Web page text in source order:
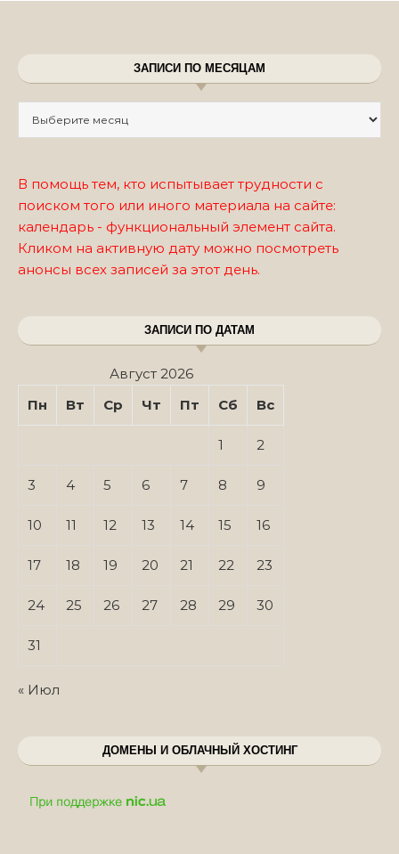
ЗАПИСИ ПО МЕСЯЦАМ
В помощь тем, кто испытывает трудности с
поиском того или иного материала на сайте:
календарь - функциональный элемент сайта.
Кликом на активную дату можно посмотреть
анонсы всех записей за этот день.
ЗАПИСИ ПО ДАТАМ
Август 2026
Пн
Вт Ср Чт Пт Сб Вс
1 2
3 4 5 6 7 8 9
10 11 12 13 14 15 16
17 18 19 20 21 22 23
24 25 26 27 28 29 30
31
« Июл
ДОМЕНЫ И ОБЛАЧНЫЙ ХОСТИНГ